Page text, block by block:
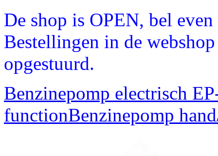
De shop is OPEN, bel
Bestellingen in de
opgestuurd.
Benzinepomp electrisch
functionBenzinepomp